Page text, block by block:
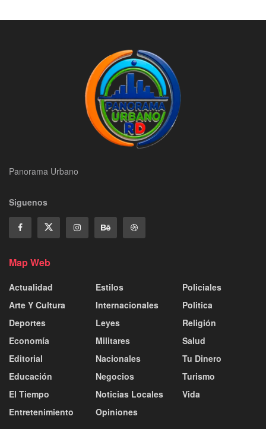
Panorama Urbano
Siguenos
Map Web
Actualidad
Arte Y Cultura
Deportes
Economía
Editorial
Educación
El Tiempo
Entretenimiento
Estilos
Internacionales
Leyes
Militares
Nacionales
Negocios
Noticias Locales
Opiniones
Policiales
Politica
Religión
Salud
Tu Dinero
Turismo
Vida